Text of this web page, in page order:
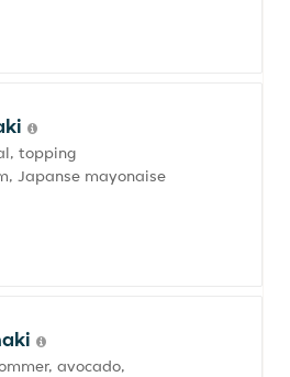
topping
Japanse mayonaise
avocado,